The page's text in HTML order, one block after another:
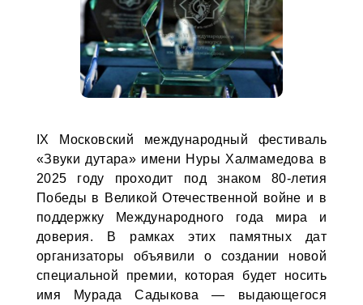
IX Московский международный фестиваль
«Звуки дутара» имени Нуры Халмамедова в
2025 году проходит под знаком 80-летия
Победы в Великой Отечественной войне и в
поддержку Международного года мира и
доверия. В рамках этих памятных дат
организаторы объявили о создании новой
специальной премии, которая будет носить
имя Мурада Садыкова — выдающегося